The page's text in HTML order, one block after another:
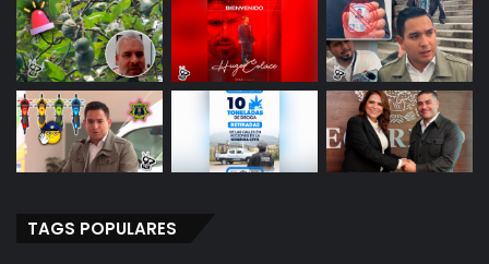
TAGS POPULARES